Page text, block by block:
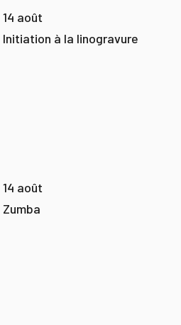
14 août
Initiation à la linogravure
14 août
Zumba